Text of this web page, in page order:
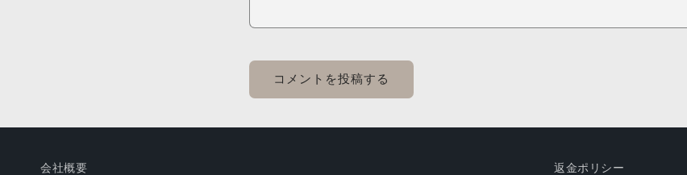
会社概要
返金ポリシー